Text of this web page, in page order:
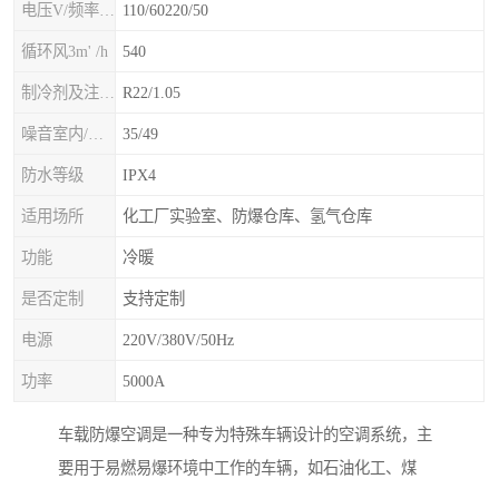
110/60220/50
循环风3m' /h 540
R22/1.05
35/49
防水等级 IPX4
适用场所 化工厂实验室、防爆仓库、氢气仓库
功能 冷暖
是否定制 支持定制
电源 220V/380V/50Hz
功率 5000A
车载防爆空调是一种专为特殊车辆设计的空调系统，主
要用于易燃易爆环境中工作的车辆，如石油化工、煤